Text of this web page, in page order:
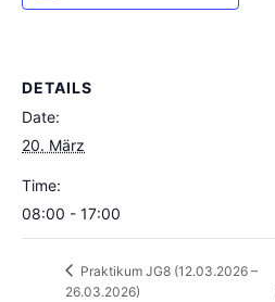
DETAILS
Date:
20. März
Time:
08:00 - 17:00
Praktikum JG8 (12.03.2026 –
26.03.2026)